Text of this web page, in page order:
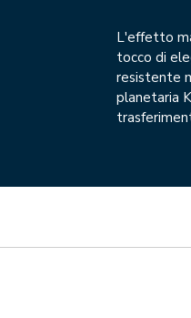
L'effetto
tocco di
resistente
planetaria